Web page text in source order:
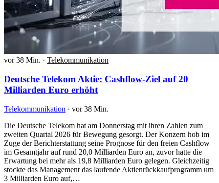
vor 38 Min. · Telekommunikation
Deutsche Telekom Aktie: Cashflow-Ziel auf 20
Milliarden Euro erhöht
Telekommunikation · vor 38 Min.
Die Deutsche Telekom hat am Donnerstag mit ihren Zahlen zum
zweiten Quartal 2026 für Bewegung gesorgt. Der Konzern hob im
Zuge der Berichterstattung seine Prognose für den freien Cashflow
im Gesamtjahr auf rund 20,0 Milliarden Euro an, zuvor hatte die
Erwartung bei mehr als 19,8 Milliarden Euro gelegen. Gleichzeitig
stockte das Management das laufende Aktienrückkaufprogramm um
3 Milliarden Euro auf,…